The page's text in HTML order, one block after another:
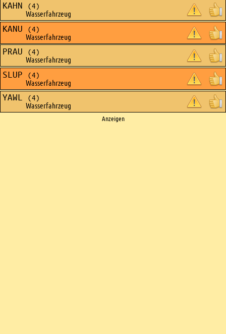
KAHN
(4)
Wasserfahrzeug
KANU
(4)
Wasserfahrzeug
PRAU
(4)
Wasserfahrzeug
SLUP
(4)
Wasserfahrzeug
YAWL
(4)
Wasserfahrzeug
Anzeigen